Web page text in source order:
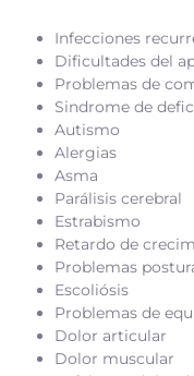
Infecciones
Dificultades del
Problemas de
Sindrome de
Autismo
Alergias
Asma
Parálisis cerebral
Estrabismo
Retardo de
Problemas
Escoliósis
Problemas de
Dolor articular
Dolor muscular